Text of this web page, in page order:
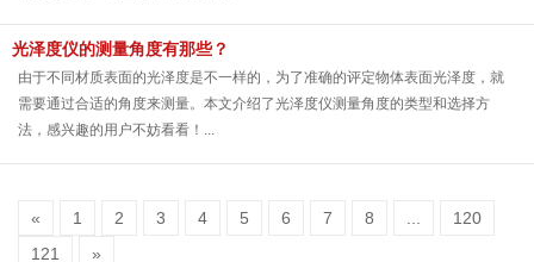
光泽度仪的测量角度有那些？
由于不同材质表面的光泽度是不一样的，为了准确的评定物体表面光泽度，就
需要通过合适的角度来测量。本文介绍了光泽度仪测量角度的类型和选择方
法，感兴趣的用户不妨看看！...
« 1 2 3 4 5 6 7 8
120
121
»